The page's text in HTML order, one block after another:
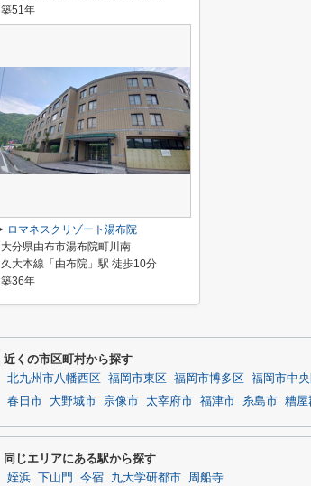
築51年
ロマネスクリゾート湯布院
大分県由布市湯布院町川南
久大本線「由布院」駅 徒歩10分
築36年
近くの市区町村から探す
北九州市八幡西区 福岡市東区 福岡市博多区 福岡市中央
春日市
大野城市 宗像市 太宰府市 福津市 糸島市 糟屋
同じエリアにある駅から探す
姪浜 下山門 今宿 九大学研都市 周船寺